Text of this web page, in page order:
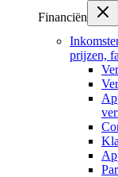
Financiën
prijzen,